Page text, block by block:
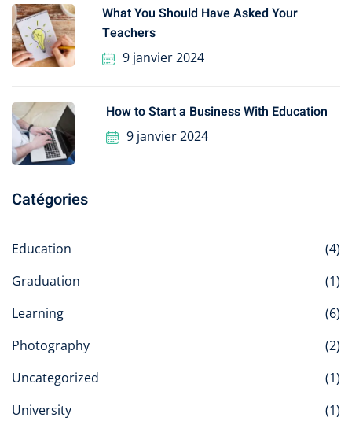
What You Should Have Asked Your
Teachers
9 janvier 2024
How to Start a Business With Education
9 janvier 2024
Catégories
Education
(4)
Graduation
(1)
Learning
(6)
Photography
(2)
Uncategorized
(1)
University
(1)